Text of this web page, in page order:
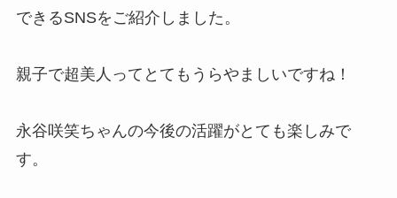
できるSNSをご紹介しました。
親子で超美人ってとてもうらやましいですね！
永谷咲笑ちゃんの今後の活躍がとても楽しみで
す。